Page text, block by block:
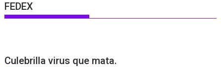
FEDEX
Culebrilla virus que mata.